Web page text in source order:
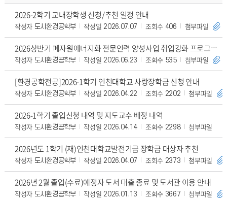
2026-2학기 교내장학생 신청/추천 일정 안내
작성자 도시환경공학부 작성일 2026.07.07 조회수 406 첨부파일
2026상반기 폐자원에너지화 전문인력 양성사업 취업강화 프로그램 참석 요청(환경커넥트데이)
작성자 도시환경공학부 작성일 2026.06.23 조회수 535 첨부파일
[환경공학전공]2026-1학기 인천대학교 사랑장학금 신청 안내
작성자 도시환경공학부 작성일 2026.04.22 조회수 2202 첨부파일
2026-1학기 졸업신청 내역 및 지도교수 배정 내역
작성자 도시환경공학부 작성일 2026.04.14 조회수 2298 첨부파일
2026년도 1학기 (재)인천대학교발전기금 장학금 대상자 추천
작성자 도시환경공학부 작성일 2026.04.07 조회수 2373 첨부파일
2026년 2월 졸업(수료)예정자 도서 대출 종료 및 도서관 이용 안내
작성자 도시환경공학부 작성일 2026.01.13 조회수 3667 첨부파일